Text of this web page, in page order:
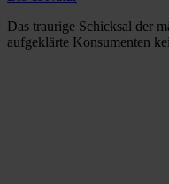
Das traurige Schicksal der
aufgeklärte Konsumenten